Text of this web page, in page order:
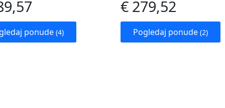
ponude (4)
€ 279,52
Pogledaj ponude (2)